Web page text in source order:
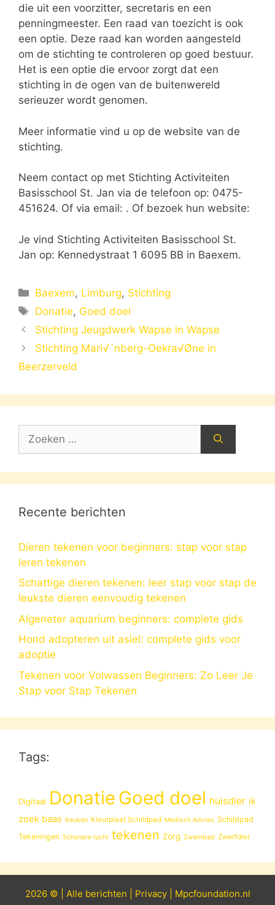
die uit een voorzitter, secretaris en een
penningmeester. Een raad van toezicht is ook
een optie. Deze raad kan worden aangesteld
om de stichting te controleren op goed bestuur.
Het is een optie die ervoor zorgt dat een
stichting in de ogen van de buitenwereld
serieuzer wordt genomen.
Meer informatie vind u op de website van de
stichting.
Neem contact op met Stichting Activiteiten
Basisschool St. Jan via de telefoon op: 0475-
451624. Of via email: . Of bezoek hun website:
Je vind Stichting Activiteiten Basisschool St.
Jan op: Kennedystraat 1 6095 BB in Baexem.
Categorieën
Baexem, Limburg, Stichting
Tags
Donatie, Goed doel
Stichting Jeugdwerk Wapse in Wapse
Stichting Mari√´nberg-Oekra√Øne in
Beerzerveld
naar:
Recente berichten
Dieren tekenen voor beginners: stap voor stap
leren tekenen
Schattige dieren tekenen: leer stap voor stap de
leukste dieren eenvoudig tekenen
Algeneter aquarium beginners: complete gids
Hond adopteren uit asiel: complete gids voor
adoptie
Tekenen voor Volwassen Beginners: Zo Leer Je
Stap voor Stap Tekenen
Tags:
Digitaal Donatie Goed doel huisdier ik
zoek baas Keuken Kleurplaat Schildpad Medisch Advies Schildpad
Tekeningen Schonere lucht tekenen Zorg Zwembad Zwerfdier
2026 © | Alle berichten Privacy| Mpcfoundation.nl